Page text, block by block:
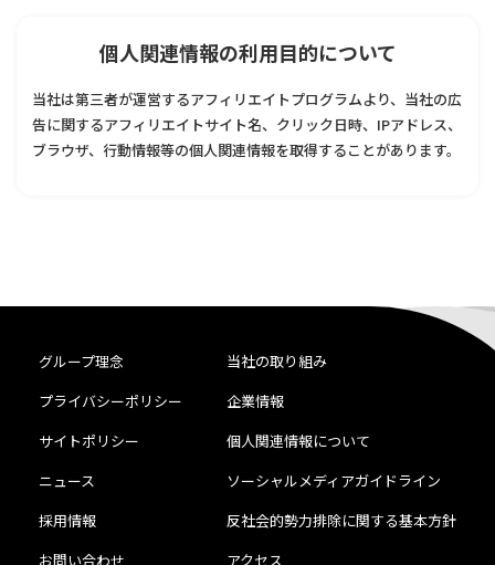
個人関連情報の利用目的について
当社は第三者が運営するアフィリエイトプログラムより、当社の広
告に関するアフィリエイトサイト名、クリック日時、IPアドレス、
ブラウザ、行動情報等の個人関連情報を取得することがあります。
グループ理念
当社の取り組み
プライバシーポリシー
企業情報
サイトポリシー
個人関連情報について
ニュース
ソーシャルメディアガイドライン
採用情報
反社会的勢力排除に関する基本方針
お問い合わせ
アクセス